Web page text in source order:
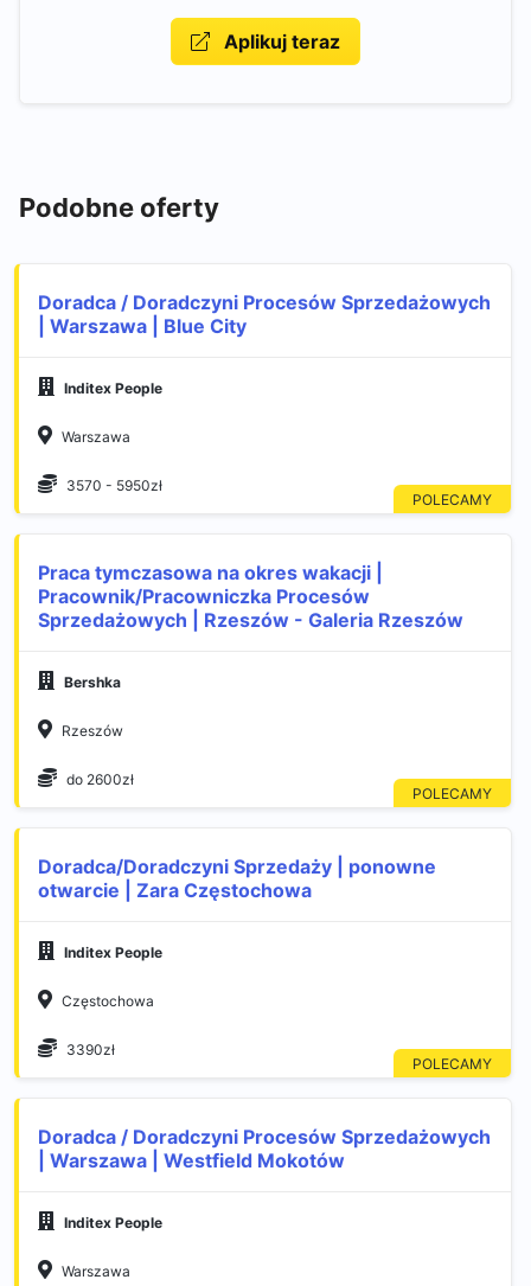
Aplikuj teraz
Podobne oferty
Doradca / Doradczyni Procesów Sprzedażowych
| Warszawa | Blue City
Inditex People
Warszawa
3570 - 5950zł
Praca tymczasowa na okres wakacji |
Pracownik/Pracowniczka Procesów
Sprzedażowych | Rzeszów - Galeria Rzeszów
Bershka
Rzeszów
do 2600zł
Doradca/Doradczyni Sprzedaży | ponowne
otwarcie | Zara Częstochowa
Inditex People
Częstochowa
3390zł
Doradca / Doradczyni Procesów Sprzedażowych
| Warszawa | Westfield Mokotów
Inditex People
Warszawa